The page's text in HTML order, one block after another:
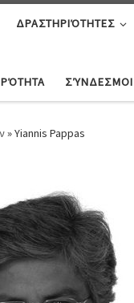
ΔΡΑΣΤΗΡΙΌΤΗΤΕΣ
ΣΎΝΔΕΣΜΟΙ
»Yiannis Pappas